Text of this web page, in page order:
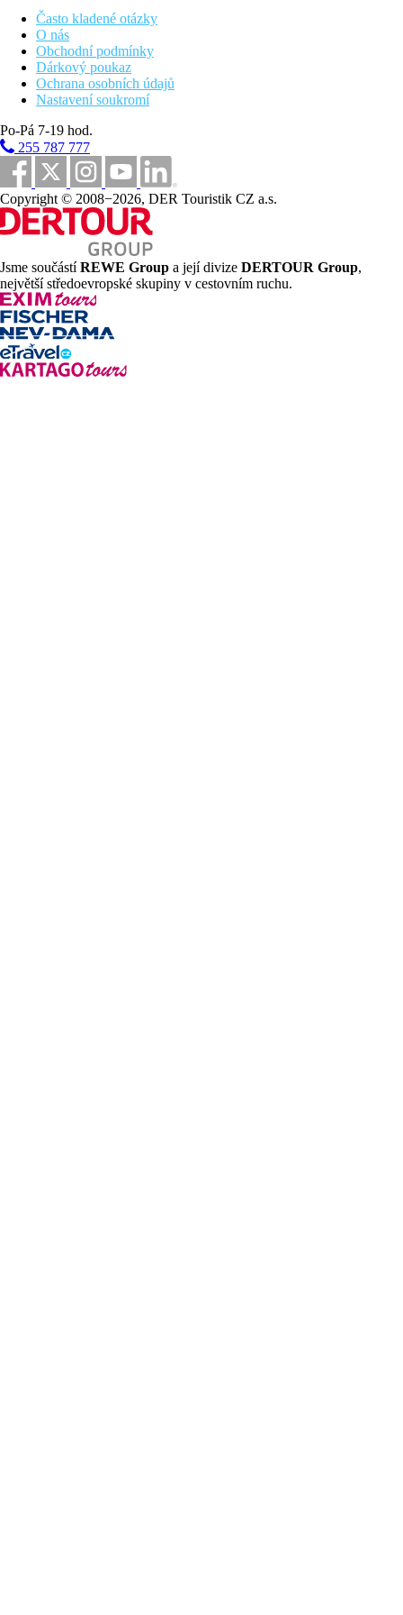
Wi-Fi
prádelna (za poplatek)
čistírna (za poplatek)
půjčovna aut a kol
konferenční místnost
dětský bazén s skluzavkami
vnitřní bazén
venkovní bazén (slunečníky a lehátka zdarma)
Popis pláže
písčitá
slunečníky a lehátka za poplatek
Sportovní aktivity zdarma
denní a večerní animační programy
aquagym
posilovna
volejbal
vířivka
Sportovní aktivity za příplatek
Často kladené otázky
O nás
Obchodní podmínky
Dárkový poukaz
Ochrana osobních údajů
Nastavení soukromí
Po-Pá 7-19 hod.
255 787 777
Copyright © 2008−2026, DER Touristik CZ a.s.
Jsme součástíREWE Group a její divize DERTOUR Group,
největší středoevropské skupiny v cestovním ruchu.